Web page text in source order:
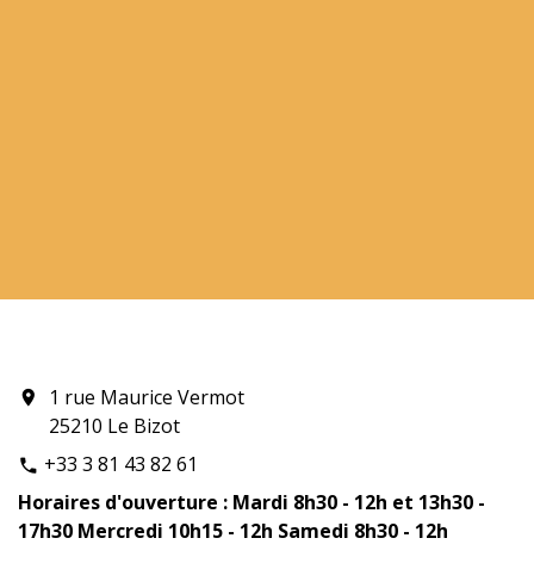
location_on
1 rue Maurice Vermot
25210 Le Bizot
phone +33 3 81 43 82 61
Horaires d'ouverture : Mardi 8h30 - 12h et 13h30 -
17h30 Mercredi 10h15 - 12h Samedi 8h30 - 12h